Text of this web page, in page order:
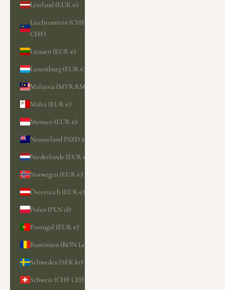
Lettland (EUR €)
Liechtenstein (CHF
CHF)
Litauen (EUR €)
Luxemburg (EUR €)
Malaysia (MYR RM)
Malta (EUR €)
Monaco (EUR €)
Neuseeland (NZD $)
Niederlande (EUR €)
Norwegen (EUR €)
Österreich (EUR €)
Polen (PLN zł)
Portugal (EUR €)
Rumänien (RON Lei)
Schweden (SEK kr)
Schweiz (CHF CHF)